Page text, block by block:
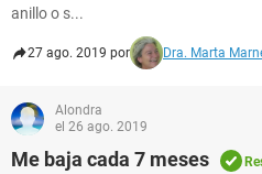
anillo o s...
27 ago. 2019 por Dra. Marta
Alondra
el 26 ago. 2019
Me baja cada 7 meses